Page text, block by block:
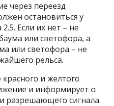
через переезд
остановиться у
Если их нет – не
или светофора, а
или светофора – не
рельса.
и желтого
и информирует о
разрешающего сигнала.